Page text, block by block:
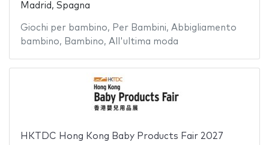
Madrid, Spagna
Giochi per bambino, Per Bambini, Abbigliamento
bambino, Bambino, All'ultima moda
HKTDC Hong Kong Baby Products Fair 2027